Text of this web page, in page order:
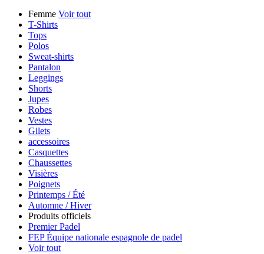
Femme Voir tout
T-Shirts
Tops
Polos
Sweat-shirts
Pantalon
Leggings
Shorts
Jupes
Robes
Vestes
Gilets
accessoires
Casquettes
Chaussettes
Visières
Poignets
Printemps / Été
Automne / Hiver
Produits officiels
Premier Padel
FEP Équipe nationale espagnole de padel
Voir tout